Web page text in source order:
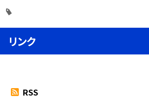
リンク
RSS